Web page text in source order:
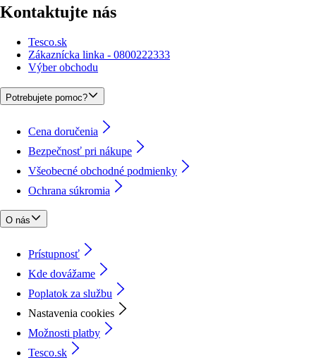
Kontaktujte nás
Tesco.sk
Zákaznícka linka - 0800222333
Výber obchodu
Potrebujete pomoc?
Cena doručenia
Bezpečnosť pri nákupe
Všeobecné obchodné podmienky
Ochrana súkromia
O nás
Prístupnosť
Kde dovážame
Poplatok za službu
Nastavenia cookies
Možnosti platby
Tesco.sk